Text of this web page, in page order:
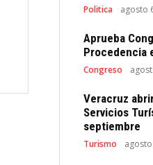
Politica agosto
Aprueba
Procedencia
Congreso
Veracruz
Servicios
septiembre
Turismo